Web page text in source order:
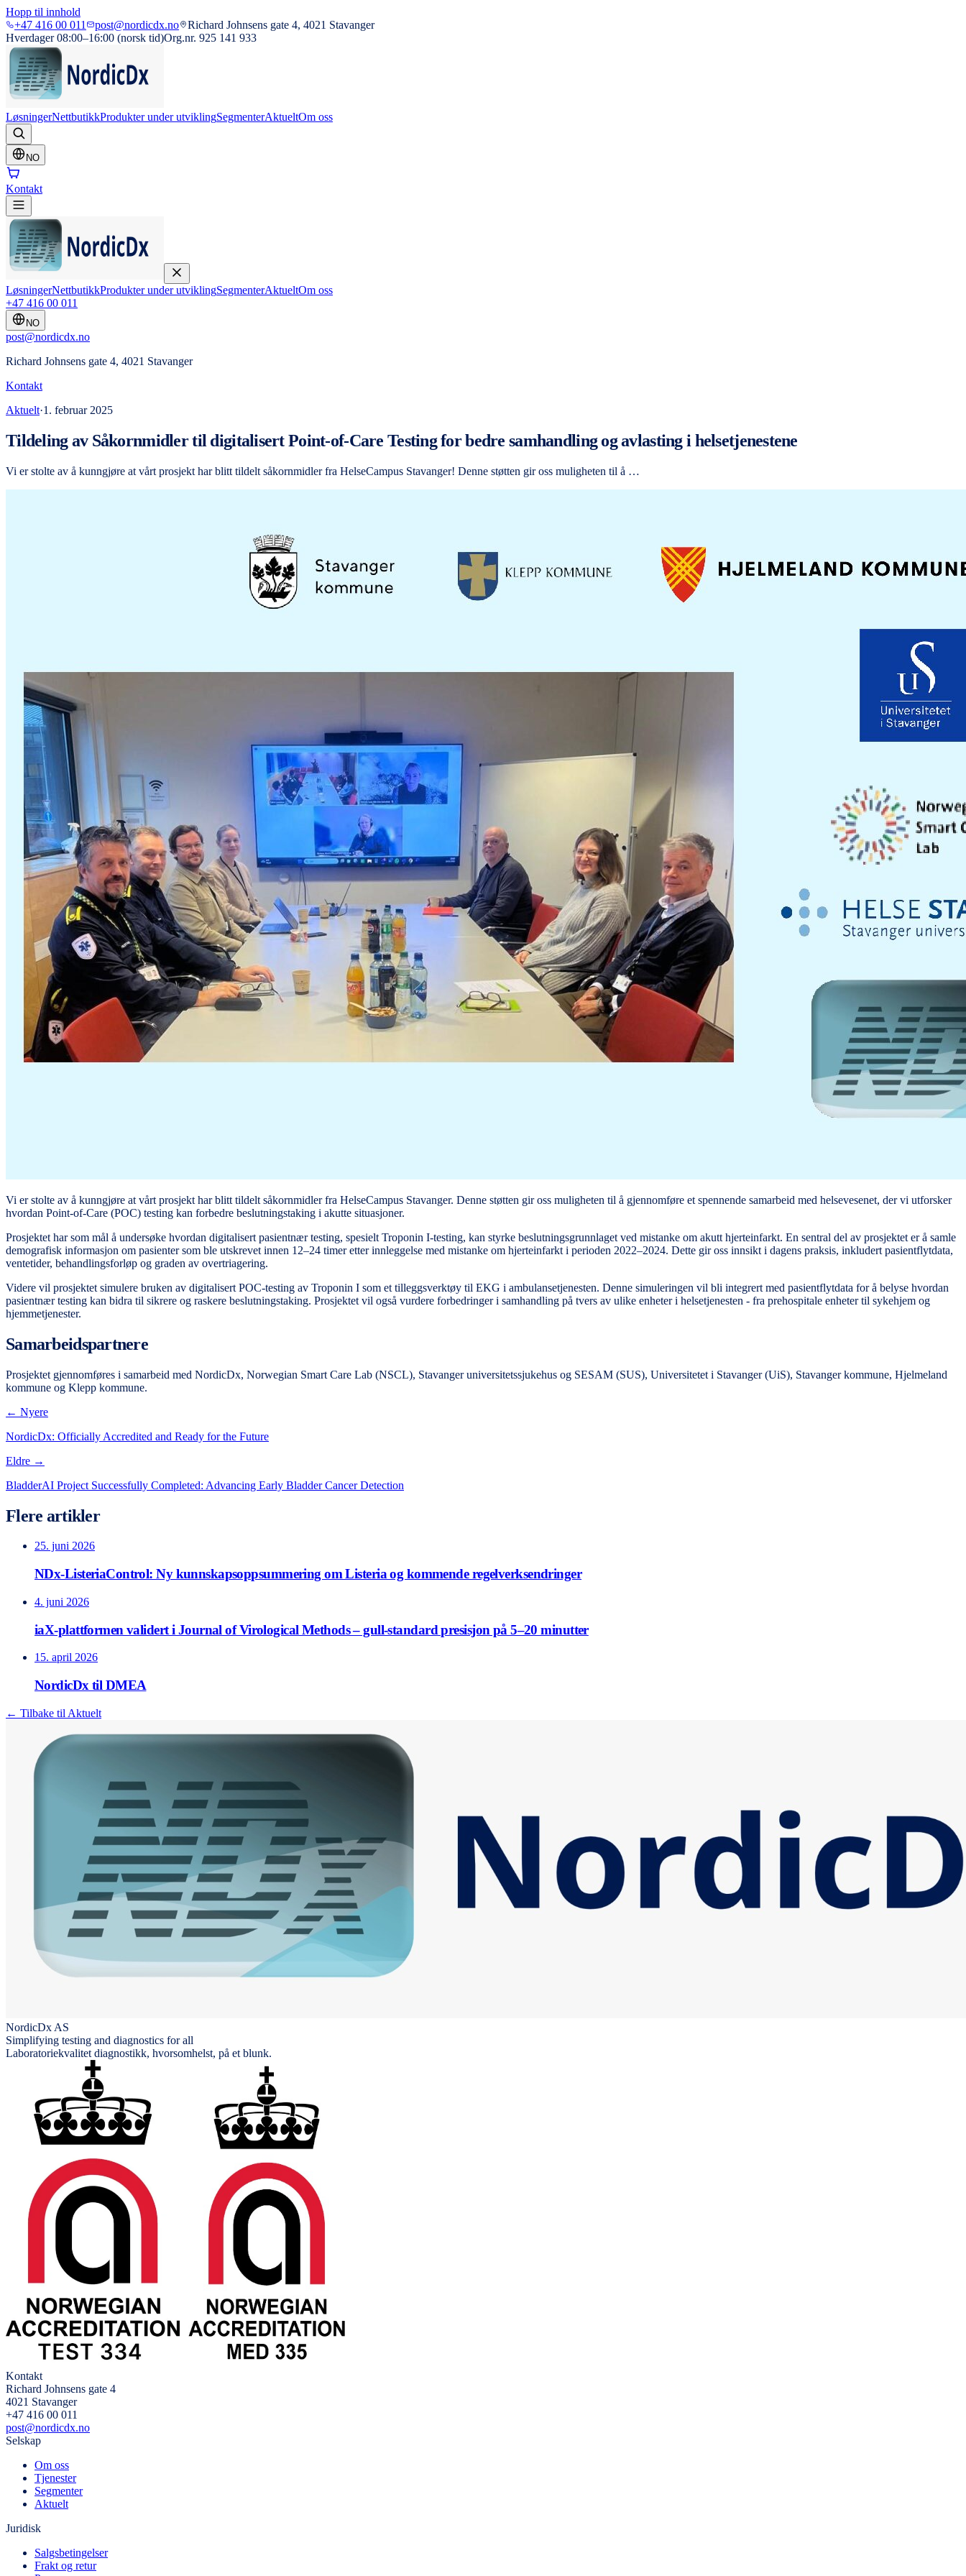
Hopp til innhold
+47 416 00 011
post@nordicdx.no
Richard Johnsens gate 4, 4021 Stavanger
Hverdager 08:00–16:00 (norsk tid)Org.nr. 925 141 933
LøsningerNettbutikkProdukter under utviklingSegmenterAktueltOm oss
NO
Kontakt
LøsningerNettbutikkProdukter under utviklingSegmenterAktueltOm oss
+47 416 00 011
NO
post@nordicdx.no
Richard Johnsens gate 4, 4021 Stavanger
Kontakt
Aktuelt·1. februar 2025
Tildeling av Såkornmidler til digitalisert Point-of-Care Testing for bedre samhandling og avlasting i helsetjenestene
Vi er stolte av å kunngjøre at vårt prosjekt har blitt tildelt såkornmidler fra HelseCampus Stavanger! Denne støtten gir oss muligheten til å …
Vi er stolte av å kunngjøre at vårt prosjekt har blitt tildelt såkornmidler fra HelseCampus Stavanger. Denne støtten gir oss muligheten til å gjennomføre et spennende samarbeid med helsevesenet, der vi utforsker
hvordan Point-of-Care (POC) testing kan forbedre beslutningstaking i akutte situasjoner.
Prosjektet har som mål å undersøke hvordan digitalisert pasientnær testing, spesielt Troponin I-testing, kan styrke beslutningsgrunnlaget ved mistanke om akutt hjerteinfarkt. En sentral del av prosjektet er å samle
demografisk informasjon om pasienter som ble utskrevet innen 12–24 timer etter innleggelse med mistanke om hjerteinfarkt i perioden 2022–2024. Dette gir oss innsikt i dagens praksis, inkludert pasientflytdata,
ventetider, behandlingsforløp og graden av overtriagering.
Videre vil prosjektet simulere bruken av digitalisert POC-testing av Troponin I som et tilleggsverktøy til EKG i ambulansetjenesten. Denne simuleringen vil bli integrert med pasientflytdata for å belyse hvordan
pasientnær testing kan bidra til sikrere og raskere beslutningstaking. Prosjektet vil også vurdere forbedringer i samhandling på tvers av ulike enheter i helsetjenesten - fra prehospitale enheter til sykehjem og
hjemmetjenester.
Samarbeidspartnere
Prosjektet gjennomføres i samarbeid med NordicDx, Norwegian Smart Care Lab (NSCL), Stavanger universitetssjukehus og SESAM (SUS), Universitetet i Stavanger (UiS), Stavanger kommune, Hjelmeland
kommune og Klepp kommune.
← Nyere
NordicDx: Officially Accredited and Ready for the Future
Eldre →
BladderAI Project Successfully Completed: Advancing Early Bladder Cancer Detection
Flere artikler
25. juni 2026
NDx-ListeriaControl: Ny kunnskapsoppsummering om Listeria og kommende regelverksendringer
4. juni 2026
iaX-plattformen validert i Journal of Virological Methods – gull-standard presisjon på 5–20 minutter
15. april 2026
NordicDx til DMEA
← Tilbake til Aktuelt
NordicDx AS
Simplifying testing and diagnostics for all
Laboratoriekvalitet diagnostikk, hvorsomhelst, på et blunk.
Kontakt
Richard Johnsens gate 4
4021 Stavanger
+47 416 00 011
post@nordicdx.no
Selskap
Om oss
Tjenester
Segmenter
Aktuelt
Juridisk
Salgsbetingelser
Frakt og retur